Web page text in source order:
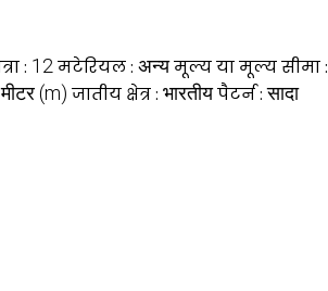
: 12 मटेरियल : अन्यमूल्य या मूल्य सीमा :
(m) जातीय क्षेत्र : भारतीयपैटर्न :सादा